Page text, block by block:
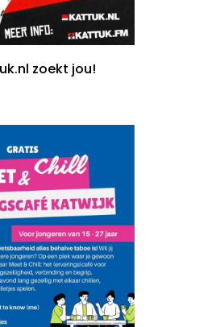
zoekt jou!